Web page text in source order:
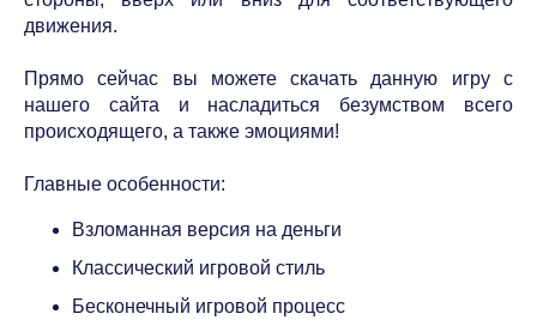
движения.
Прямо сейчас вы можете скачать данную игру с
нашего сайта и насладиться безумством всего
происходящего, а также эмоциями!
Главные особенности:
Взломанная версия на деньги
Классический игровой стиль
Бесконечный игровой процесс